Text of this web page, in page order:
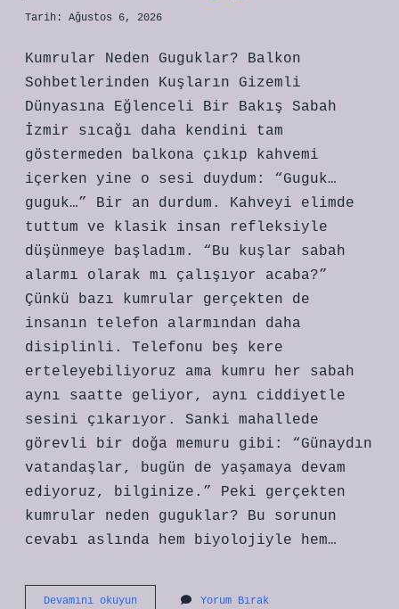
Tarih: Ağustos 6, 2026
Kumrular Neden Guguklar? Balkon
Sohbetlerinden Kuşların Gizemli
Dünyasına Eğlenceli Bir Bakış Sabah
İzmir sıcağı daha kendini tam
göstermeden balkona çıkıp kahvemi
içerken yine o sesi duydum: “Guguk…
guguk…” Bir an durdum. Kahveyi elimde
tuttum ve klasik insan refleksiyle
düşünmeye başladım. “Bu kuşlar sabah
alarmı olarak mı çalışıyor acaba?”
Çünkü bazı kumrular gerçekten de
insanın telefon alarmından daha
disiplinli. Telefonu beş kere
erteleyebiliyoruz ama kumru her sabah
aynı saatte geliyor, aynı ciddiyetle
sesini çıkarıyor. Sanki mahallede
görevli bir doğa memuru gibi: “Günaydın
vatandaşlar, bugün de yaşamaya devam
ediyoruz, bilginize.” Peki gerçekten
kumrular neden guguklar? Bu sorunun
cevabı aslında hem biyolojiyle hem…
Devamını okuyunKumrular
Yorum Bırak